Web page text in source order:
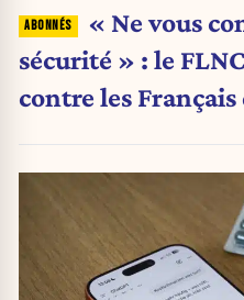
« Ne vous
sécurité » : le
contre les